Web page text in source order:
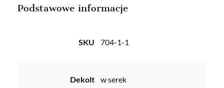
Podstawowe informacje
SKU 704-1-1
Dekolt w serek